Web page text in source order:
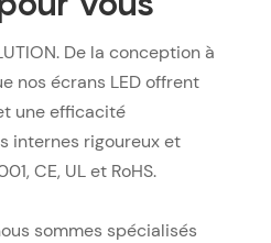
De la conception à
nos écrans LED offrent
une efficacité
internes rigoureux et
CE, UL et RoHS.
sommes spécialisés